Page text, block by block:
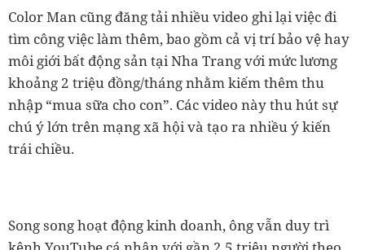
Color Man cũng đăng tải nhiều video ghi lại việc đi
tìm công việc làm thêm, bao gồm cả vị trí bảo vệ hay
môi giới bất động sản tại Nha Trang với mức lương
khoảng 2 triệu đồng/tháng nhằm kiếm thêm thu
nhập “mua sữa cho con”. Các video này thu hút sự
chú ý lớn trên mạng xã hội và tạo ra nhiều ý kiến
trái chiều.
Song song hoạt động kinh doanh, ông vẫn duy trì